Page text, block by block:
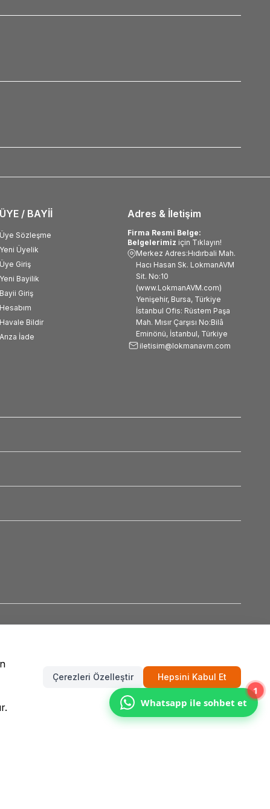
Whatsapp ile sohbet et
1
Adres & İletişim
Firma Resmi Belge:
Belgelerimiz için Tıklayın!
Merkez Adres:Hıdırbali Mah.
Hacı Hasan Sk. LokmanAVM
Sit. No:10
(www.LokmanAVM.com)
Yenişehir, Bursa, Türkiye
İstanbul Ofis: Rüstem Paşa
Mah. Mısır Çarşısı No:Bilâ
Eminönü, İstanbul, Türkiye
iletisim@lokmanavm.com
ÜYE / BAYİİ
Üye Sözleşme
Yeni Üyelik
Üye Giriş
Yeni Bayilik
Bayii Giriş
Hesabım
Havale Bildir
Arıza İade
Çerezleri Özelleştir Hepsini Kabul Et